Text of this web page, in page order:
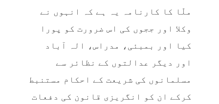
ملّا کا کارنامہ یہ ہے کہ انہوں نے
وکلا اور ججوں کی اس ضرورت کو پورا
کیا اور بمبئی، مدراس، الہ آباد
اور دیگر عدالتوں کے نظائر سے
مسلمانوں کی شریعت کے احکام مستنبط
کرکے ان کو انگریزی قانون کی دفعات